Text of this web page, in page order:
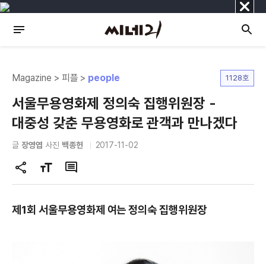
닫
기
Magazine > 피플 > people 1128호
서울무용영화제 정의숙 집행위원장 -
대중성 갖춘 무용영화로 관객과 만나겠다
글 장영엽 사진 백종헌 2017-11-02
공
유
기
글
자
기
댓
글
제1회 서울무용영화제 여는 정의숙 집행위원장